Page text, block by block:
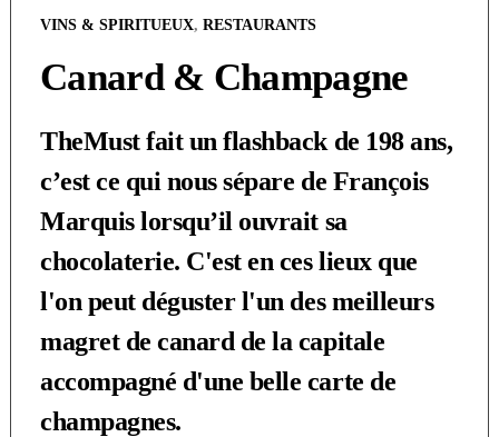
VINS & SPIRITUEUX, RESTAURANTS
Canard & Champagne
TheMust fait un flashback de 198 ans,
c’est ce qui nous sépare de François
Marquis lorsqu’il ouvrait sa
chocolaterie. C'est en ces lieux que
l'on peut déguster l'un des meilleurs
magret de canard de la capitale
accompagné d'une belle carte de
champagnes.